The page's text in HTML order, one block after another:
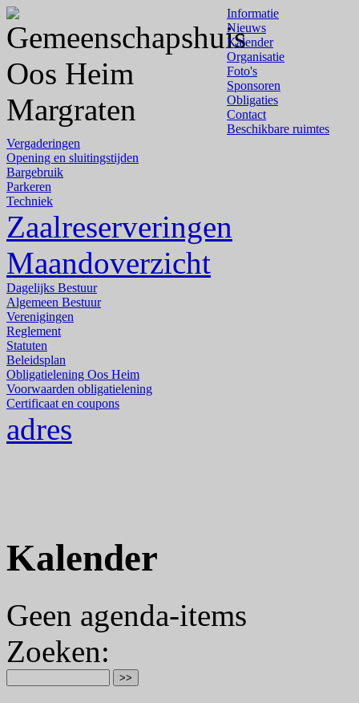
Informatie
Nieuws
Kalender
Organisatie
Foto's
Sponsoren
Obligaties
Contact
Beschikbare ruimtes
Vergaderingen
Opening en sluitingstijden
Bargebruik
Parkeren
Techniek
Zaalreserveringen
Maandoverzicht
Dagelijks Bestuur
Algemeen Bestuur
Verenigingen
Reglement
Statuten
Beleidsplan
Obligatielening Oos Heim
Voorwaarden obligatielening
Certificaat en coupons
adres
Kalender
Geen agenda-items
Zoeken: